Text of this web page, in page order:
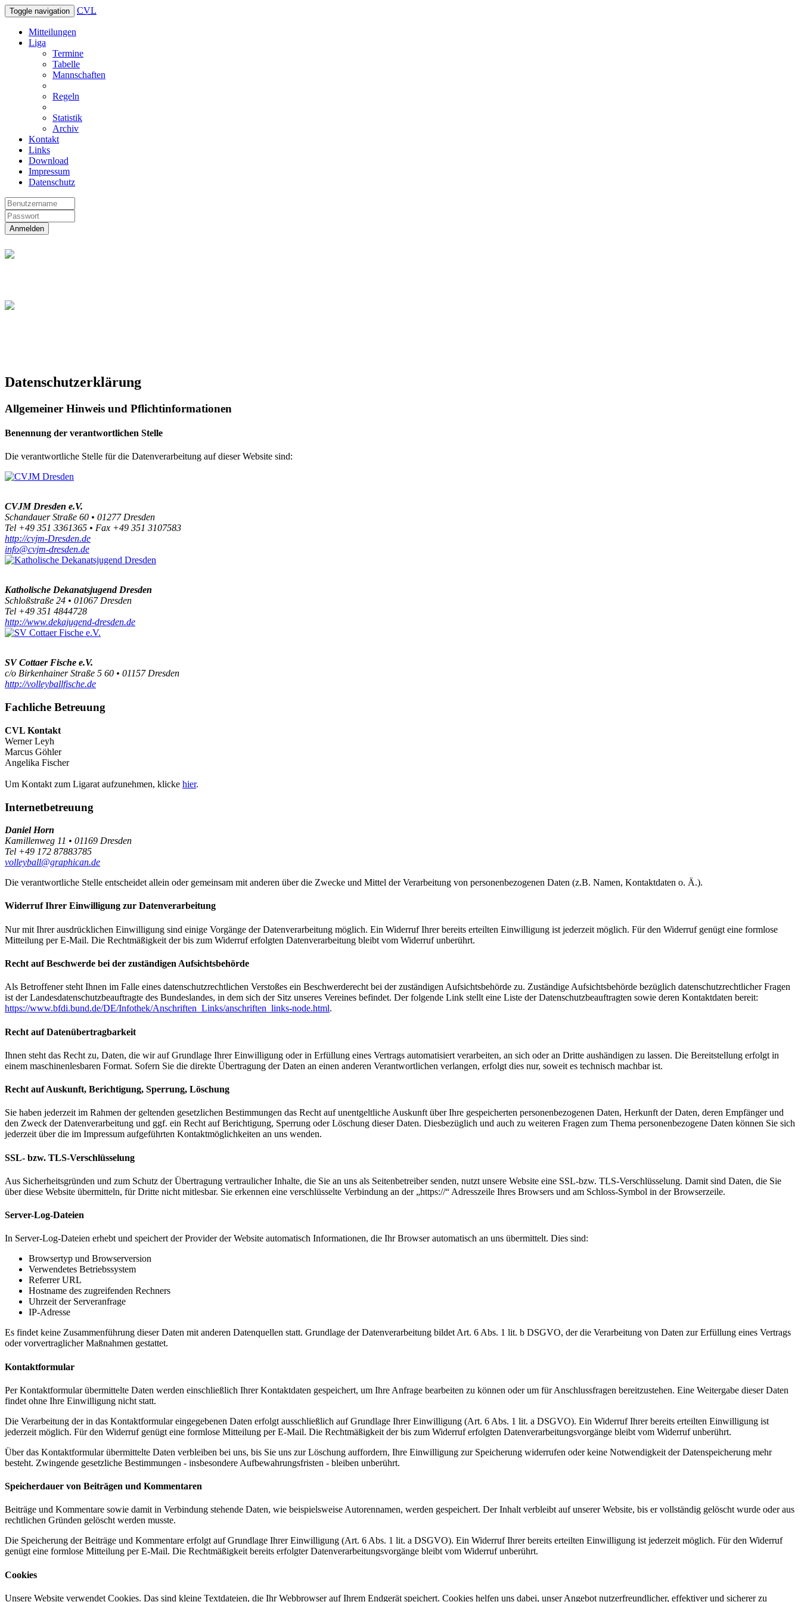
Toggle navigation CVL
Mitteilungen
Liga
Termine
Tabelle
Mannschaften
Regeln
Statistik
Archiv
Kontakt
Links
Download
Impressum
Datenschutz
Anmelden
Datenschutzerklärung
Allgemeiner Hinweis und Pflichtinformationen
Benennung der verantwortlichen Stelle
Die verantwortliche Stelle für die Datenverarbeitung auf dieser Website sind:
CVJM Dresden e.V.
Schandauer Straße 60 • 01277 Dresden
Tel +49 351 3361365 • Fax +49 351 3107583
http://cvjm-Dresden.de
info@cvjm-dresden.de
Katholische Dekanatsjugend Dresden
Schloßstraße 24 • 01067 Dresden
Tel +49 351 4844728
http://www.dekajugend-dresden.de
SV Cottaer Fische e.V.
c/o Birkenhainer Straße 5 60 • 01157 Dresden
http://volleyballfische.de
Fachliche Betreuung
CVL Kontakt
Werner Leyh
Marcus Göhler
Angelika Fischer
Um Kontakt zum Ligarat aufzunehmen, klicke hier.
Internetbetreuung
Daniel Horn
Kamillenweg 11 • 01169 Dresden
Tel +49 172 87883785
volleyball@graphican.de
Die verantwortliche Stelle entscheidet allein oder gemeinsam mit anderen über die Zwecke und Mittel der Verarbeitung von personenbezogenen Daten (z.B. Namen, Kontaktdaten o. Ä.).
Widerruf Ihrer Einwilligung zur Datenverarbeitung
Nur mit Ihrer ausdrücklichen Einwilligung sind einige Vorgänge der Datenverarbeitung möglich. Ein Widerruf Ihrer bereits erteilten Einwilligung ist jederzeit möglich. Für den Widerruf genügt eine formlose
Mitteilung per E-Mail. Die Rechtmäßigkeit der bis zum Widerruf erfolgten Datenverarbeitung bleibt vom Widerruf unberührt.
Recht auf Beschwerde bei der zuständigen Aufsichtsbehörde
Als Betroffener steht Ihnen im Falle eines datenschutzrechtlichen Verstoßes ein Beschwerderecht bei der zuständigen Aufsichtsbehörde zu. Zuständige Aufsichtsbehörde bezüglich datenschutzrechtlicher Fragen
ist der Landesdatenschutzbeauftragte des Bundeslandes, in dem sich der Sitz unseres Vereines befindet. Der folgende Link stellt eine Liste der Datenschutzbeauftragten sowie deren Kontaktdaten bereit:
https://www.bfdi.bund.de/DE/Infothek/Anschriften_Links/anschriften_links-node.html.
Recht auf Datenübertragbarkeit
Ihnen steht das Recht zu, Daten, die wir auf Grundlage Ihrer Einwilligung oder in Erfüllung eines Vertrags automatisiert verarbeiten, an sich oder an Dritte aushändigen zu lassen. Die Bereitstellung erfolgt in
einem maschinenlesbaren Format. Sofern Sie die direkte Übertragung der Daten an einen anderen Verantwortlichen verlangen, erfolgt dies nur, soweit es technisch machbar ist.
Recht auf Auskunft, Berichtigung, Sperrung, Löschung
Sie haben jederzeit im Rahmen der geltenden gesetzlichen Bestimmungen das Recht auf unentgeltliche Auskunft über Ihre gespeicherten personenbezogenen Daten, Herkunft der Daten, deren Empfänger und
den Zweck der Datenverarbeitung und ggf. ein Recht auf Berichtigung, Sperrung oder Löschung dieser Daten. Diesbezüglich und auch zu weiteren Fragen zum Thema personenbezogene Daten können Sie sich
jederzeit über die im Impressum aufgeführten Kontaktmöglichkeiten an uns wenden.
SSL- bzw. TLS-Verschlüsselung
Aus Sicherheitsgründen und zum Schutz der Übertragung vertraulicher Inhalte, die Sie an uns als Seitenbetreiber senden, nutzt unsere Website eine SSL-bzw. TLS-Verschlüsselung. Damit sind Daten, die Sie
über diese Website übermitteln, für Dritte nicht mitlesbar. Sie erkennen eine verschlüsselte Verbindung an der „https://“ Adresszeile Ihres Browsers und am Schloss-Symbol in der Browserzeile.
Server-Log-Dateien
In Server-Log-Dateien erhebt und speichert der Provider der Website automatisch Informationen, die Ihr Browser automatisch an uns übermittelt. Dies sind:
Browsertyp und Browserversion
Verwendetes Betriebssystem
Referrer URL
Hostname des zugreifenden Rechners
Uhrzeit der Serveranfrage
IP-Adresse
Es findet keine Zusammenführung dieser Daten mit anderen Datenquellen statt. Grundlage der Datenverarbeitung bildet Art. 6 Abs. 1 lit. b DSGVO, der die Verarbeitung von Daten zur Erfüllung eines Vertrags
oder vorvertraglicher Maßnahmen gestattet.
Kontaktformular
Per Kontaktformular übermittelte Daten werden einschließlich Ihrer Kontaktdaten gespeichert, um Ihre Anfrage bearbeiten zu können oder um für Anschlussfragen bereitzustehen. Eine Weitergabe dieser Daten
findet ohne Ihre Einwilligung nicht statt.
Die Verarbeitung der in das Kontaktformular eingegebenen Daten erfolgt ausschließlich auf Grundlage Ihrer Einwilligung (Art. 6 Abs. 1 lit. a DSGVO). Ein Widerruf Ihrer bereits erteilten Einwilligung ist
jederzeit möglich. Für den Widerruf genügt eine formlose Mitteilung per E-Mail. Die Rechtmäßigkeit der bis zum Widerruf erfolgten Datenverarbeitungsvorgänge bleibt vom Widerruf unberührt.
Über das Kontaktformular übermittelte Daten verbleiben bei uns, bis Sie uns zur Löschung auffordern, Ihre Einwilligung zur Speicherung widerrufen oder keine Notwendigkeit der Datenspeicherung mehr
besteht. Zwingende gesetzliche Bestimmungen - insbesondere Aufbewahrungsfristen - bleiben unberührt.
Speicherdauer von Beiträgen und Kommentaren
Beiträge und Kommentare sowie damit in Verbindung stehende Daten, wie beispielsweise Autorennamen, werden gespeichert. Der Inhalt verbleibt auf unserer Website, bis er vollständig gelöscht wurde oder aus
rechtlichen Gründen gelöscht werden musste.
Die Speicherung der Beiträge und Kommentare erfolgt auf Grundlage Ihrer Einwilligung (Art. 6 Abs. 1 lit. a DSGVO). Ein Widerruf Ihrer bereits erteilten Einwilligung ist jederzeit möglich. Für den Widerruf
genügt eine formlose Mitteilung per E-Mail. Die Rechtmäßigkeit bereits erfolgter Datenverarbeitungsvorgänge bleibt vom Widerruf unberührt.
Cookies
Unsere Website verwendet Cookies. Das sind kleine Textdateien, die Ihr Webbrowser auf Ihrem Endgerät speichert. Cookies helfen uns dabei, unser Angebot nutzerfreundlicher, effektiver und sicherer zu